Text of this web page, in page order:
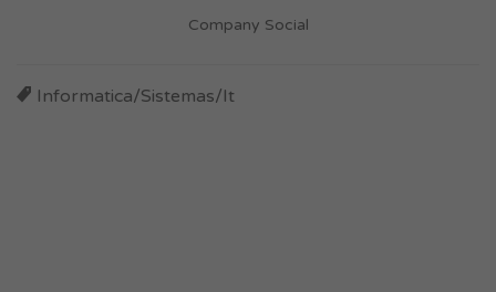
Company Social
Informatica/Sistemas/It